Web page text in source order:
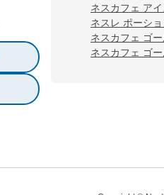
ネスカフェ ア
ネスレ ポーシ
ネスカフェ ゴ
ネスカフェ ゴ